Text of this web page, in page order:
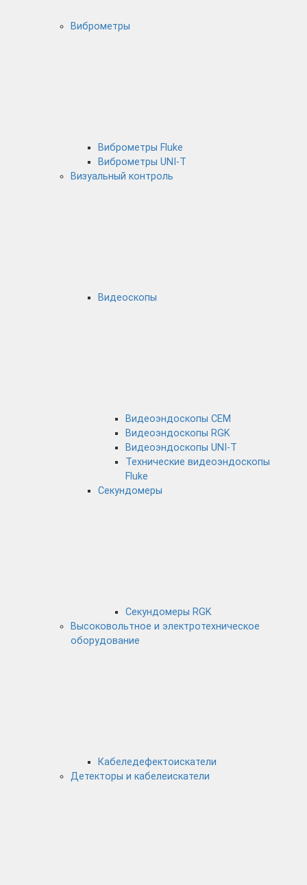
Виброметры
Виброметры Fluke
Виброметры UNI-T
Визуальный контроль
Видеоскопы
Видеоэндоскопы CEM
Видеоэндоскопы RGK
Видеоэндоскопы UNI-T
Технические видеоэндоскопы
Fluke
Секундомеры
Секундомеры RGK
Высоковольтное и электротехническое
оборудование
Кабеледефектоискатели
Детекторы и кабелеискатели